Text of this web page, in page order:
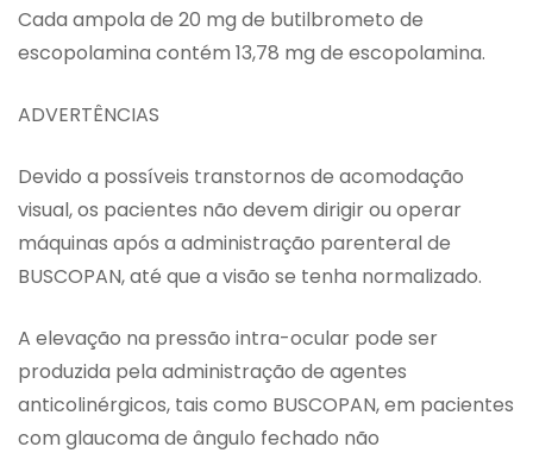
Cada ampola de 20 mg de butilbrometo de
escopolamina contém 13,78 mg de escopolamina.
ADVERTÊNCIAS
Devido a possíveis transtornos de acomodação
visual, os pacientes não devem dirigir ou operar
máquinas após a administração parenteral de
BUSCOPAN, até que a visão se tenha normalizado.
A elevação na pressão intra-ocular pode ser
produzida pela administração de agentes
anticolinérgicos, tais como BUSCOPAN, em pacientes
com glaucoma de ângulo fechado não